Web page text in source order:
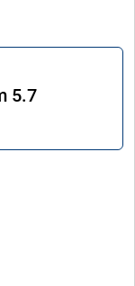
5.7